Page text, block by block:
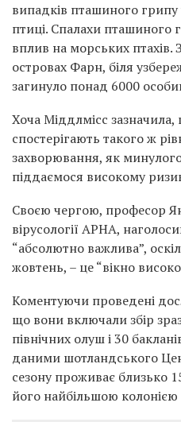
випадків пташиного грипу
птиці. Спалахи пташиного
вплив на морських
островах Фарн, біля
загинуло понад 6000
Хоча Міддлмісс
спостерігають такого ж
захворювання, як
піддаємося високому
Своєю чергою, професор
вірусології APHA,
“абсолютно важлива”,
жовтень, – це “вікно
Коментуючи проведені
що вони включали збір
північних олуш і 30
даними шотландського
сезону проживає близько
його найбільшою колонією